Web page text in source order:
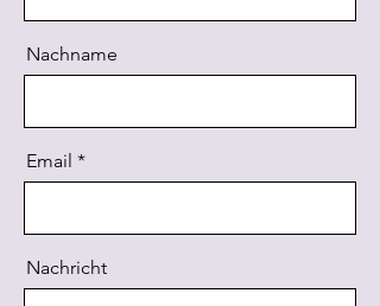
Nachname
Email
Nachricht